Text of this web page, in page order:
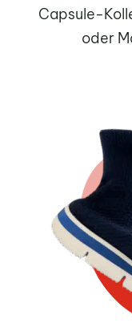
Capsule-
oder